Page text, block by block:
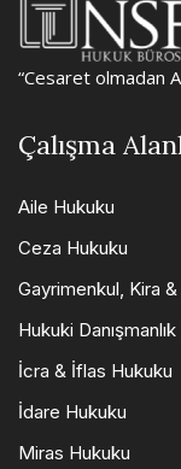
“Cesaret olmadan
Çalışma
Aile Hukuku
Ceza Hukuku
Gayrimenkul, Kira
Hukuki Danışmanlık
İcra & İflas Hukuku
İdare Hukuku
Miras Hukuku